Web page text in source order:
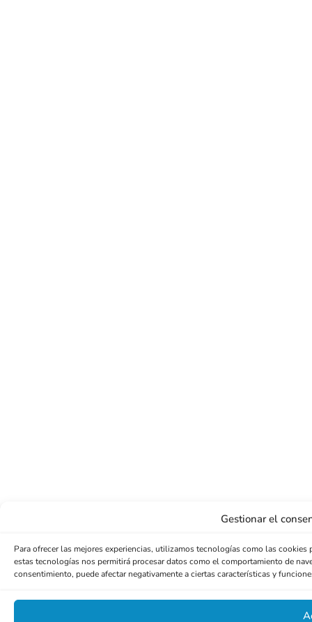
Gestionar el
Para ofrecer las mejores experiencias, utilizamos tecnologías como las
estas tecnologías nos permitirá procesar datos como el comportamiento de
consentimiento, puede afectar negativamente a ciertas características y